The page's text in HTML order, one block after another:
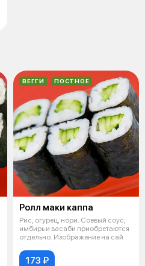
ВЕГГИ ПОСТНОЕ
Ролл маки каппа
Рис, огурец, нори. Соевый соус,
имбирь и васаби приобретаются
отдельно. Изображение на сай
173 ₽